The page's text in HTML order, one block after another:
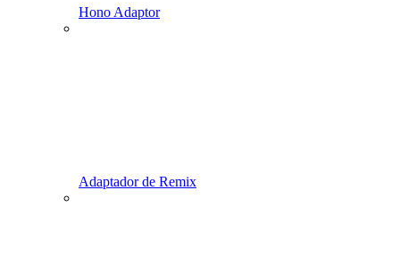
Hono Adaptor
Adaptador de Remix